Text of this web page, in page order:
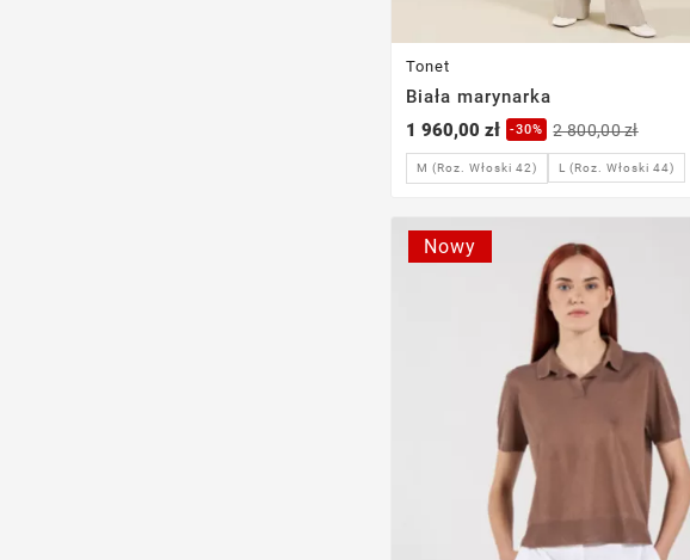
Tonet
Biała marynarka
1 960,00 zł
-30% 2 800,00 zł
M (Roz. Włoski 42) L (Roz. Włoski 44)
Nowy